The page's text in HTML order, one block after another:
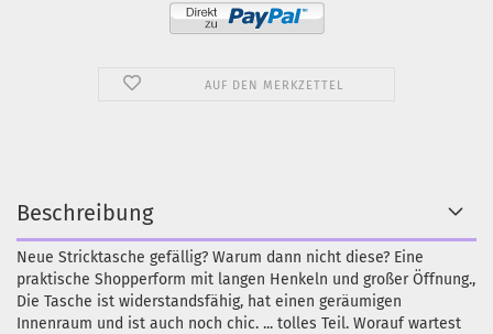
AUF DEN MERKZETTEL
Beschreibung
Neue Stricktasche gefällig? Warum dann nicht diese? Eine
praktische Shopperform mit langen Henkeln und großer Öffnung.,
Die Tasche ist widerstandsfähig, hat einen geräumigen
Innenraum und ist auch noch chic. ... tolles Teil. Worauf wartest